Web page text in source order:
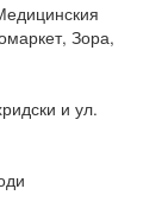
Зора,
и ул.